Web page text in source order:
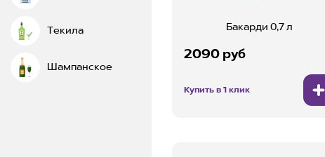
Текила
Шампанское
Бакарди 0,7 л
2090 руб
Купить в 1 клик